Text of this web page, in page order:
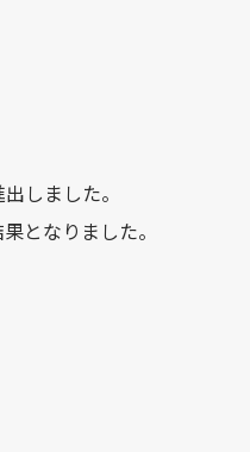
しました。
となりました。